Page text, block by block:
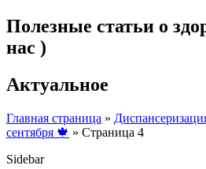
Полезные статьи о
нас )
Актуальное
Главная страница »
сентября 🍁 » Страница 4
Sidebar